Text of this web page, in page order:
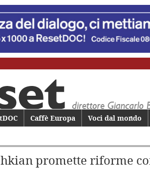
principale
secondarioCaffè Europa Voci dal mondo
promette riforme